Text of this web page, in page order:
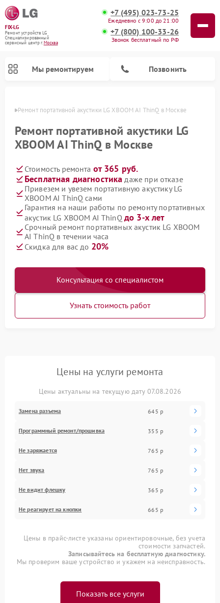
FIX-LG
Ремонт устройств LG
Специализированный
cервисный центр г.Москва
+7 (495) 023-73-25
Ежедневно с 9:00 до 21:00
+7 (800) 100-33-26
Звонок бесплатный по РФ
Мы ремонтируем Позвонить
Ремонт портативной акустики LG XBOOM AI ThinQ в Москве
Ремонт портативной акустики LG
XBOOM AI ThinQ в Москве
Стоимость ремонта от 365 руб.
Бесплатная диагностика даже при отказе
Привезем и увезем портативную акустику LG
XBOOM AI ThinQ сами
Гарантия на наши работы по ремонту портативных
акустик LG XBOOM AI ThinQ до 3-х лет
Срочный ремонт портативных акустик LG XBOOM
AI ThinQ в течении часа
Скидка для вас до 20%
Консультация со специалистом
Узнать стоимость работ
Цены на услуги ремонта
Цены актуальны на текущую дату 07.08.2026
Замена разъема 645 р
Программный ремонт/прошивка 355 р
Не заряжается 765 р
Нет звука 765 р
Не видит флешку 365 р
Не реагирует на кнопки 665 р
Цены в прайс-листе указаны ориентировочные, без учета
стоимости запчастей.
Записывайтесь на бесплатную диагностику.
Мы проверим ваше устройство и укажем на неисправность.
Показать все услуги